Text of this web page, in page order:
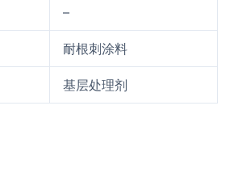
–
耐根刺涂料
基层处理剂